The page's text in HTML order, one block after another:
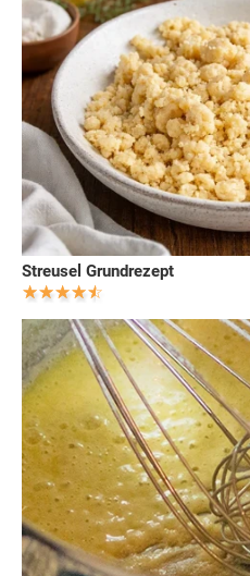
Streusel Grundrezept